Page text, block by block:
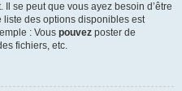
se peut que vous ayez besoin d’être
des options disponibles est
: Vous pouvez poster de
fichiers, etc.